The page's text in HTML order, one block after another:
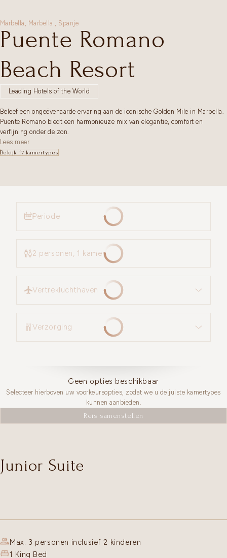
Marbella, Marbella , Spanje
Puente Romano
Beach Resort
Leading Hotels of the World
Beleef een ongeëvenaarde ervaring aan de iconische Golden Mile in Marbella.
Puente Romano biedt een harmonieuze mix van elegantie, comfort en
verfijning onder de zon.
Lees meer
Bekijk 17 kamertypes
Periode
2 personen, 1 kamer
Vertrekluchthaven
Verzorging
Geen opties beschikbaar
Selecteer hierboven uw voorkeursopties, zodat we u de juiste kamertypes
kunnen aanbieden.
Reis samenstellen
Junior Suite
Max. 3 personen inclusief 2 kinderen
1 King Bed